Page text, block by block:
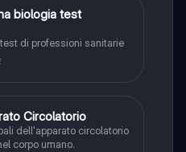
biologia test
di professioni sanitarie
Circolatorio
dell'apparato circolatorio
corpo umano.